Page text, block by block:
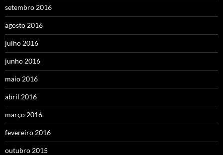
setembro 2016
agosto 2016
julho 2016
junho 2016
maio 2016
abril 2016
março 2016
fevereiro 2016
outubro 2015